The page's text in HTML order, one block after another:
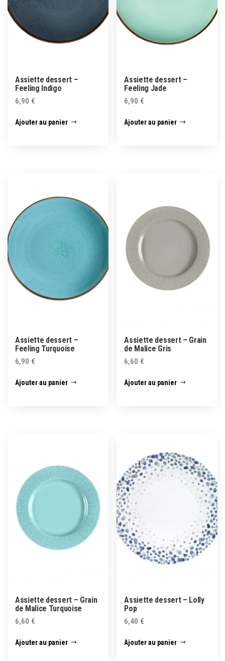
Assiette dessert –
Feeling Indigo
6,90 €
Ajouter au panier
Assiette dessert –
Feeling Jade
6,90 €
Ajouter au panier
Assiette dessert –
Feeling Turquoise
6,90 €
Ajouter au panier
Assiette dessert – Grain
de Malice Gris
6,60 €
Ajouter au panier
Assiette dessert – Grain
de Malice Turquoise
6,60 €
Ajouter au panier
Assiette dessert – Lolly
Pop
6,40 €
Ajouter au panier